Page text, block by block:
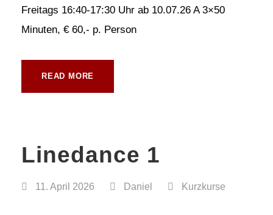
Freitags 16:40-17:30 Uhr ab 10.07.26 A 3×50
Minuten, € 60,- p. Person
READ MORE
Linedance 1
11. April 2026 Daniel Kurzkurse